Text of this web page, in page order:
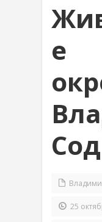
е
25